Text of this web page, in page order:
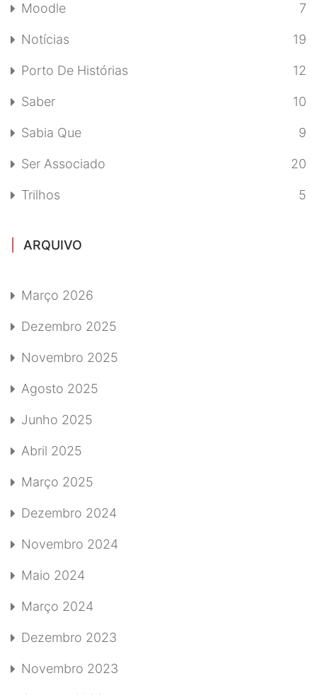
Moodle 7
Notícias 19
Porto De Histórias 12
Saber 10
Sabia Que 9
Ser Associado 20
Trilhos 5
ARQUIVO
Março 2026
Dezembro 2025
Novembro 2025
Agosto 2025
Junho 2025
Abril 2025
Março 2025
Dezembro 2024
Novembro 2024
Maio 2024
Março 2024
Dezembro 2023
Novembro 2023